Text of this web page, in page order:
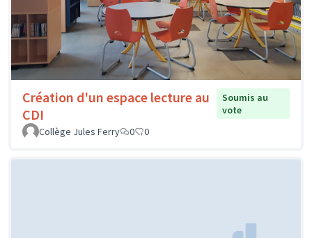
Création d'un espace lecture au
CDI
Soumis au
vote
Collège Jules Ferry
0 0